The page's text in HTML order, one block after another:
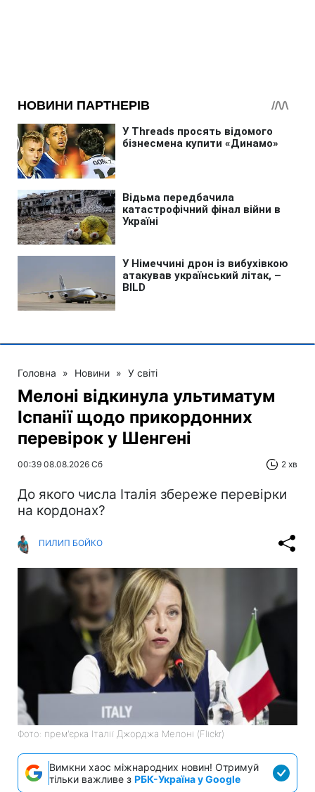
Головна » Новини » У світі
Мелоні відкинула ультиматум
Іспанії щодо прикордонних
перевірок у Шенгені
00:39 08.08.2026 Сб 2 хв
До якого числа Італія збереже перевірки
на кордонах?
ПИЛИП БОЙКО
Фото: прем'єрка Італії Джорджа Мелоні (Flickr)
Вимкни хаос міжнародних новин! Отримуй
тільки важливе з РБК-Україна у Google